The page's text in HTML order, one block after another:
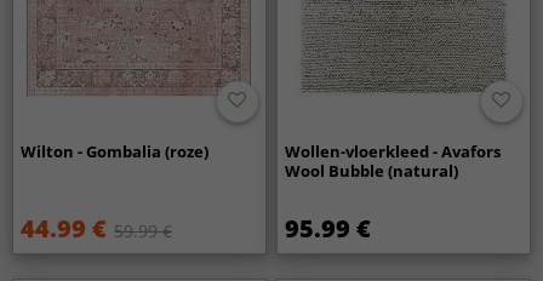
Wilton - Gombalia (roze)
44.99 € 59.99 €
Wollen-vloerkleed - Avafors
Wool Bubble (natural)
95.99 €